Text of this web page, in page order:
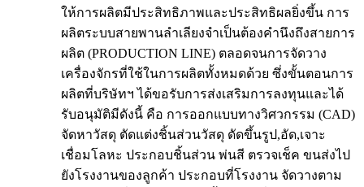
ให้การผลิตมีประสิทธิภาพและประสิทธิผลยิ่งขึ้น การ
ผลิตระบบสายพานลำเลียงจำเป็นต้องคำนึงถึงสายการ
ผลิต (PRODUCTION LINE) ตลอดจนการจัดวาง
เครื่องจักรที่ใช้ในการผลิตทั้งหมดด้วย ซึ่งขั้นตอนการ
ผลิตที่บริษัทฯ ได้ขอรับการส่งเสริมการลงทุนและได้
รับอนุมัติมีดังนี้ คือ การออกแบบทางวิศวกรรม (CAD)
จัดหาวัสดุ ตัดแต่งชิ้นส่วนวัสดุ ดัดขึ้นรูป,อัด,เจาะ
เชื่อมโลหะ ประกอบชิ้นส่วน พ่นสี ตรวจเช็ค ขนส่งไป
ยังโรงงานของลูกค้า ประกอบที่โรงงาน จัดวางตาม